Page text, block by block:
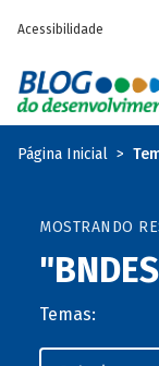
Acessibilidade
Página Inicial
MOSTRANDO
Temas: